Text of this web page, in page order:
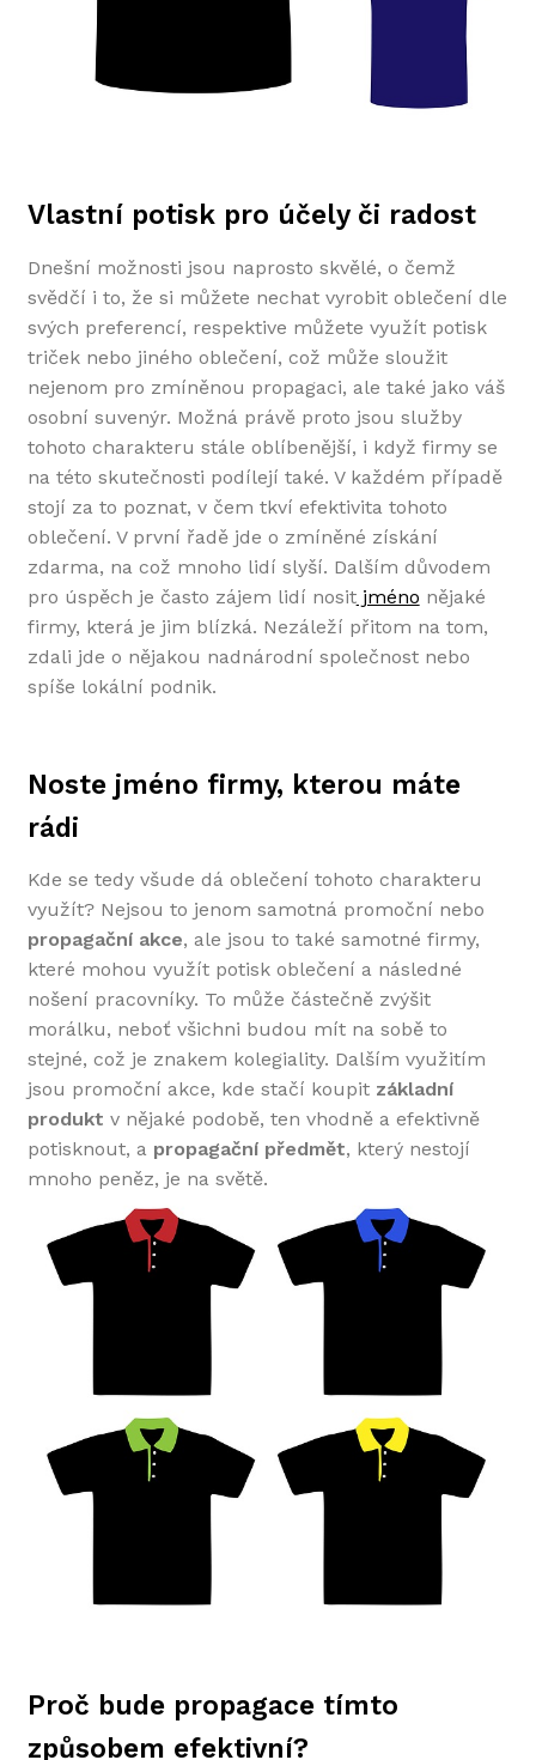
Vlastní potisk pro účely či radost
Dnešní možnosti jsou naprosto skvělé, o čemž
svědčí i to, že si můžete nechat vyrobit oblečení dle
svých preferencí, respektive můžete využít potisk
triček nebo jiného oblečení, což může sloužit
nejenom pro zmíněnou propagaci, ale také jako váš
osobní suvenýr. Možná právě proto jsou služby
tohoto charakteru stále oblíbenější, i když firmy se
na této skutečnosti podílejí také. V každém případě
stojí za to poznat, v čem tkví efektivita tohoto
oblečení. V první řadě jde o zmíněné získání
zdarma, na což mnoho lidí slyší. Dalším důvodem
pro úspěch je často zájem lidí nositjméno nějaké
firmy, která je jim blízká. Nezáleží přitom na tom,
zdali jde o nějakou nadnárodní společnost nebo
spíše lokální podnik.
Noste jméno firmy, kterou máte
rádi
Kde se tedy všude dá oblečení tohoto charakteru
využít? Nejsou to jenom samotná promoční nebo
propagační akce, ale jsou to také samotné firmy,
které mohou využít potisk oblečení a následné
nošení pracovníky. To může částečně zvýšit
morálku, neboť všichni budou mít na sobě to
stejné, což je znakem kolegiality. Dalším využitím
jsou promoční akce, kde stačí koupit základní
produkt v nějaké podobě, ten vhodně a efektivně
potisknout, a propagační předmět, který nestojí
mnoho peněz, je na světě.
Proč bude propagace tímto
způsobem efektivní?